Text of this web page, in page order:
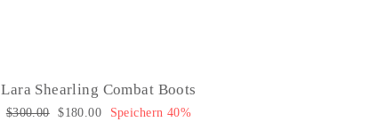
Lara Shearling Combat Boots
Normaler
$300.00 Sonderpreis
$180.00 Speichern 40%